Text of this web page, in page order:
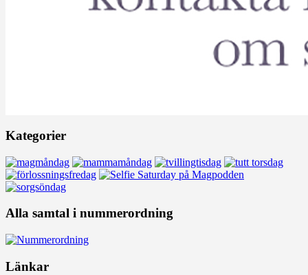
Kategorier
Alla samtal i nummerordning
Länkar